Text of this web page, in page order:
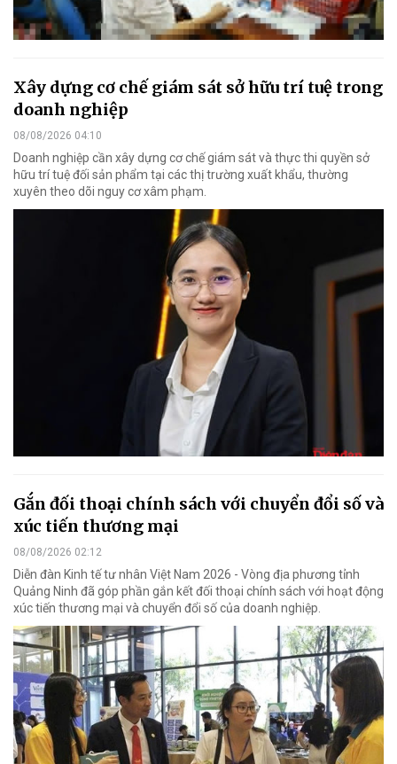
Xây dựng cơ chế giám sát sở hữu trí tuệ trong
doanh nghiệp
08/08/2026 04:10
Doanh nghiệp cần xây dựng cơ chế giám sát và thực thi quyền sở
hữu trí tuệ đối sản phẩm tại các thị trường xuất khẩu, thường
xuyên theo dõi nguy cơ xâm phạm.
Gắn đối thoại chính sách với chuyển đổi số và
xúc tiến thương mại
08/08/2026 02:12
Diễn đàn Kinh tế tư nhân Việt Nam 2026 - Vòng địa phương tỉnh
Quảng Ninh đã góp phần gắn kết đối thoại chính sách với hoạt động
xúc tiến thương mại và chuyển đổi số của doanh nghiệp.